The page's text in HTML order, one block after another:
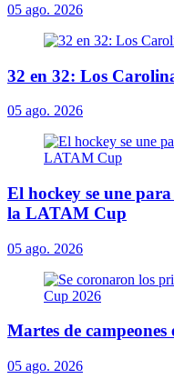
05 ago. 2026
32 en 32: Los
05 ago. 2026
El hockey se une
la LATAM Cup
05 ago. 2026
Martes de
05 ago. 2026